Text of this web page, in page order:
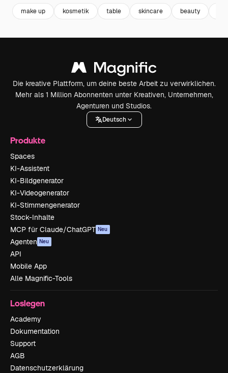
make up kosmetik table skincare beauty
Die kreative Plattform, um deine beste Arbeit zu verwirklichen.
Mehr als 1 Million Abonnenten unter Kreativen, Unternehmen,
Agenturen und Studios.
Deutsch
Produkte
Spaces
KI-Assistent
KI-Bildgenerator
KI-Videogenerator
KI-Stimmengenerator
Stock-Inhalte
MCP für Claude/ChatGPT Neu
Agenten Neu
API
Mobile App
Alle Magnific-Tools
Loslegen
Academy
Dokumentation
Support
AGB
Datenschutzerklärung